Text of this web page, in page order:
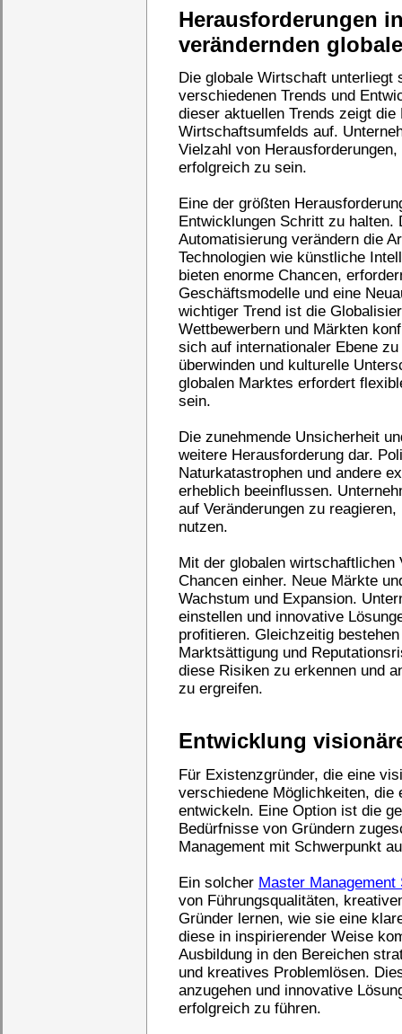
Herausforderungen
verändernden
Die globale Wirtschaft unterliegt
verschiedenen Trends und
dieser aktuellen Trends zeigt
Wirtschaftsumfelds auf.
Vielzahl von
erfolgreich zu sein.
Eine der größten
Entwicklungen Schritt zu
Automatisierung verändern die
Technologien wie künstliche
bieten enorme Chancen,
Geschäftsmodelle und eine
wichtiger Trend ist die
Wettbewerbern und Märkten
sich auf internationaler Ebene
überwinden und kulturelle
globalen Marktes erfordert
sein.
Die zunehmende Unsicherheit
weitere Herausforderung dar.
Naturkatastrophen und andere
erheblich beeinflussen.
auf Veränderungen zu
nutzen.
Mit der globalen wirtschaftlichen
Chancen einher. Neue Märkte
Wachstum und Expansion.
einstellen und innovative
profitieren. Gleichzeitig
Marktsättigung und
diese Risiken zu erkennen und
zu ergreifen.
Entwicklung
Für Existenzgründer, die eine
verschiedene Möglichkeiten, die
entwickeln. Eine Option ist die
Bedürfnisse von Gründern
Management mit Schwerpunkt
Ein solcher Master Management
von Führungsqualitäten,
Gründer lernen, wie sie eine
diese in inspirierender Weise
Ausbildung in den Bereichen
und kreatives Problemlösen.
anzugehen und innovative
erfolgreich zu führen.